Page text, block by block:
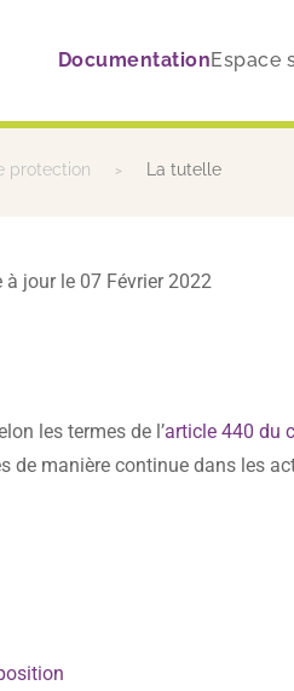
DocumentationEspace
protection La tutelle
à jour le 07 Février 2022
les termes de l’article 440 du
de manière continue dans les